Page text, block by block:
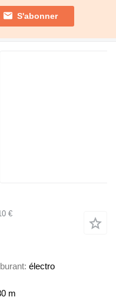
S'abonner
€
électro
m